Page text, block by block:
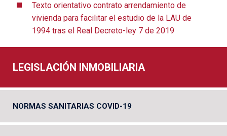
Texto orientativo contrato arrendamiento de
vivienda para facilitar el estudio de la LAU de
1994 tras el Real Decreto-ley 7 de 2019
LEGISLACIÓN INMOBILIARIA
NORMAS SANITARIAS COVID-19